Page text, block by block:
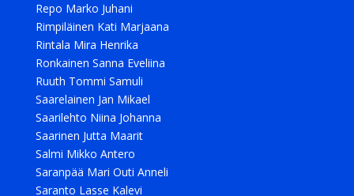
Repo Marko Juhani
Rimpiläinen Kati Marjaana
Rintala Mira Henrika
Ronkainen Sanna Eveliina
Ruuth Tommi Samuli
Saarelainen Jan Mikael
Saarilehto Niina Johanna
Saarinen Jutta Maarit
Salmi Mikko Antero
Saranpää Mari Outi Anneli
Saranto Lasse Kalevi